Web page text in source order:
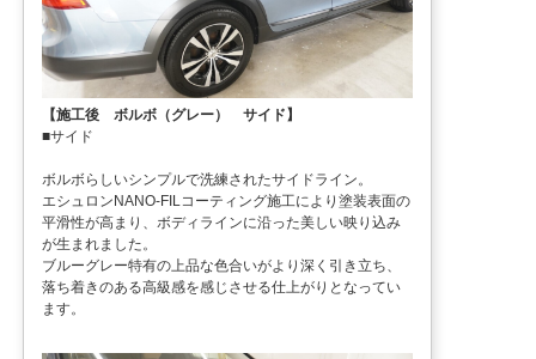
【施工後 ボルボ（グレー） サイド】
■サイド
ボルボらしいシンプルで洗練されたサイドライン。
エシュロンNANO-FILコーティング施工により塗装表面の
平滑性が高まり、ボディラインに沿った美しい映り込み
が生まれました。
ブルーグレー特有の上品な色合いがより深く引き立ち、
落ち着きのある高級感を感じさせる仕上がりとなってい
ます。